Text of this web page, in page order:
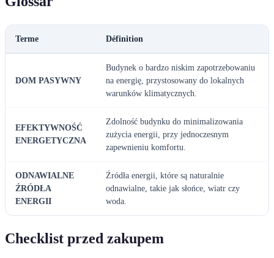
Terme Définition
DOM PASYWNY
Budynek o bardzo niskim zapotrzebowaniu
na energię, przystosowany do lokalnych
warunków klimatycznych.
EFEKTYWNOŚĆ
ENERGETYCZNA
Zdolność budynku do minimalizowania
zużycia energii, przy jednoczesnym
zapewnieniu komfortu.
ODNAWIALNE
ŹRÓDŁA
ENERGII
Źródła energii, które są naturalnie
odnawialne, takie jak słońce, wiatr czy
woda.
Checklist przed zakupem